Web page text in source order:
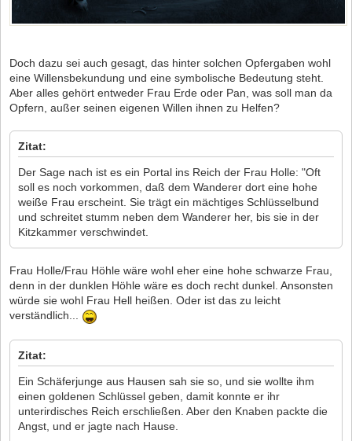
Doch dazu sei auch gesagt, das hinter solchen Opfergaben wohl
eine Willensbekundung und eine symbolische Bedeutung steht.
Aber alles gehört entweder Frau Erde oder Pan, was soll man da
Opfern, außer seinen eigenen Willen ihnen zu Helfen?
Zitat:
Der Sage nach ist es ein Portal ins Reich der Frau Holle: "Oft
soll es noch vorkommen, daß dem Wanderer dort eine hohe
weiße Frau erscheint. Sie trägt ein mächtiges Schlüsselbund
und schreitet stumm neben dem Wanderer her, bis sie in der
Kitzkammer verschwindet.
Frau Holle/Frau Höhle wäre wohl eher eine hohe schwarze Frau,
denn in der dunklen Höhle wäre es doch recht dunkel. Ansonsten
würde sie wohl Frau Hell heißen. Oder ist das zu leicht
verständlich...
Zitat:
Ein Schäferjunge aus Hausen sah sie so, und sie wollte ihm
einen goldenen Schlüssel geben, damit konnte er ihr
unterirdisches Reich erschließen. Aber den Knaben packte die
Angst, und er jagte nach Hause.